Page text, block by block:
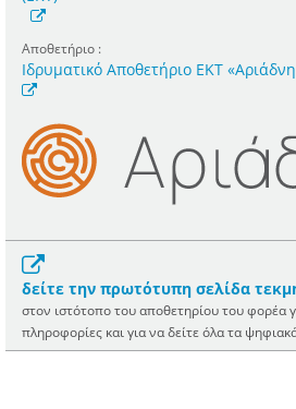
Αποθετήριο :
Ιδρυματικό Αποθετήριο ΕΚΤ
δείτε την πρωτότυπη σελίδα
στον ιστότοπο του αποθετηρίου του φορέα
πληροφορίες και για να δείτε όλα τα